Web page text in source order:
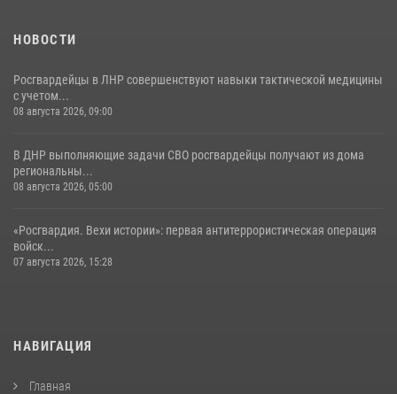
НОВОСТИ
Росгвардейцы в ЛНР совершенствуют навыки тактической медицины
с учетом...
08 августа 2026, 09:00
В ДНР выполняющие задачи СВО росгвардейцы получают из дома
региональны...
08 августа 2026, 05:00
«Росгвардия. Вехи истории»: первая антитеррористическая операция
войск...
07 августа 2026, 15:28
НАВИГАЦИЯ
Главная